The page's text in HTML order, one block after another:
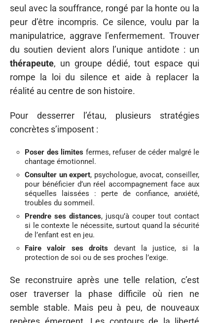
seul avec la souffrance, rongé par la honte ou la
peur d’être incompris. Ce silence, voulu par la
manipulatrice, aggrave l’enfermement. Trouver
du soutien devient alors l’unique antidote : un
thérapeute, un groupe dédié, tout espace qui
rompe la loi du silence et aide à replacer la
réalité au centre de son histoire.
Pour desserrer l’étau, plusieurs stratégies
concrètes s’imposent :
Poser des limites fermes, refuser de céder malgré le
chantage émotionnel.
Consulter un expert, psychologue, avocat, conseiller,
pour bénéficier d’un réel accompagnement face aux
séquelles laissées : perte de confiance, anxiété,
troubles du sommeil.
Prendre ses distances, jusqu’à couper tout contact
si le contexte le nécessite, surtout quand la sécurité
de l’enfant est en jeu.
Faire valoir ses droits devant la justice, si la
protection de soi ou de ses proches l’exige.
Se reconstruire après une telle relation, c’est
oser traverser la phase difficile où rien ne
semble stable. Mais peu à peu, de nouveaux